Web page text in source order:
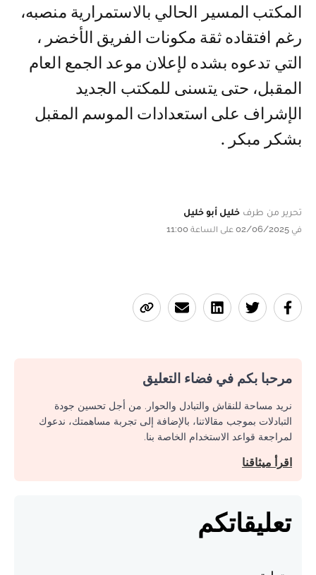
المكتب المسير الحالي بالاستمرارية منصبه،
رغم افتقاده ثقة مكونات الفريق الأخضر ،
التي تدعوه بشده لإعلان موعد الجمع العام
المقبل، حتى يتسنى للمكتب الجديد
الإشراف على استعدادات الموسم المقبل
بشكر مبكر .
تحرير من طرف خليل أبو خليل
في 02/06/2025 على الساعة 11:00
مرحبا بكم في فضاء التعليق
نريد مساحة للنقاش والتبادل والحوار. من أجل تحسين جودة
التبادلات بموجب مقالاتنا، بالإضافة إلى تجربة مساهمتك، ندعوك
لمراجعة قواعد الاستخدام الخاصة بنا.
اقرأ ميثاقنا
تعليقاتكم